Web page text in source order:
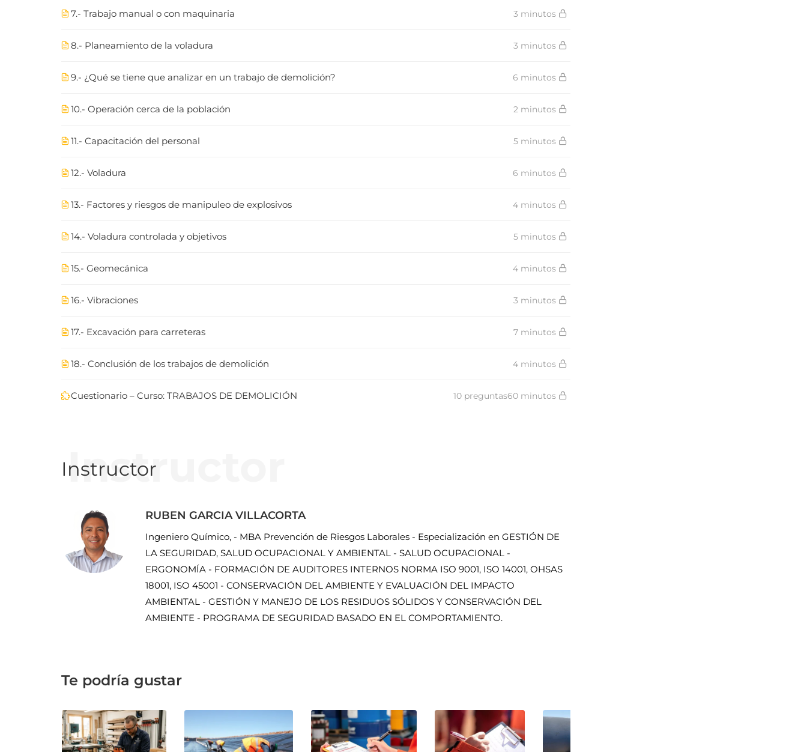
7.- Trabajo manual o con maquinaria 3 minutos
8.- Planeamiento de la voladura 3 minutos
9.- ¿Qué se tiene que analizar en un trabajo de demolición? 6 minutos
10.- Operación cerca de la población 2 minutos
11.- Capacitación del personal 5 minutos
12.- Voladura 6 minutos
13.- Factores y riesgos de manipuleo de explosivos 4 minutos
14.- Voladura controlada y objetivos 5 minutos
15.- Geomecánica 4 minutos
16.- Vibraciones 3 minutos
17.- Excavación para carreteras 7 minutos
18.- Conclusión de los trabajos de demolición 4 minutos
Cuestionario – Curso: TRABAJOS DE DEMOLICIÓN 60 minutos
10 preguntas
Instructor
Instructor
RUBEN GARCIA VILLACORTA
Ingeniero Químico, - MBA Prevención de Riesgos Laborales - Especialización en GESTIÓN DE
LA SEGURIDAD, SALUD OCUPACIONAL Y AMBIENTAL - SALUD OCUPACIONAL -
ERGONOMÍA - FORMACIÓN DE AUDITORES INTERNOS NORMA ISO 9001, ISO 14001, OHSAS
18001, ISO 45001 - CONSERVACIÓN DEL AMBIENTE Y EVALUACIÓN DEL IMPACTO
AMBIENTAL - GESTIÓN Y MANEJO DE LOS RESIDUOS SÓLIDOS Y CONSERVACIÓN DEL
AMBIENTE - PROGRAMA DE SEGURIDAD BASADO EN EL COMPORTAMIENTO.
Te podría gustar